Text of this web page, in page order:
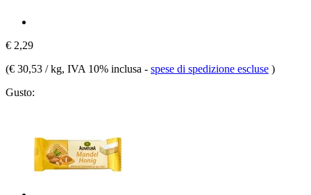
€ 2,29
(€ 30,53 / kg, IVA 10% inclusa - spese di spedizione escluse )
Gusto: